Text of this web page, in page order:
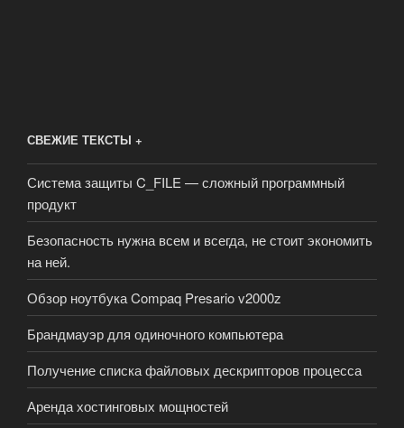
СВЕЖИЕ ТЕКСТЫ +
Система защиты C_FILE — сложный программный
продукт
Безопасность нужна всем и всегда, не стоит экономить
на ней.
Обзор ноутбука Compaq Presario v2000z
Брандмауэр для одиночного компьютера
Получение списка файловых дескрипторов процесса
Аренда хостинговых мощностей